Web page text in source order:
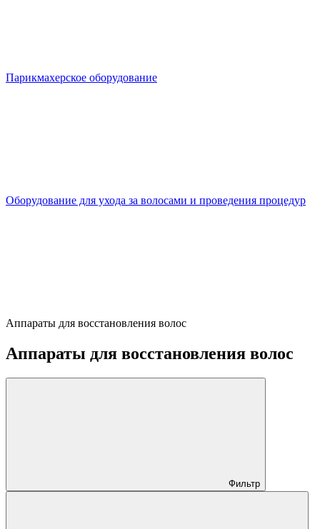
Парикмахерское оборудование
Оборудование для ухода за волосами и проведения процедур
Аппараты для восстановления волос
Аппараты для восстановления волос
Фильтр